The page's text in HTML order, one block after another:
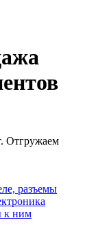
Отгружаем
разъемы
к ним